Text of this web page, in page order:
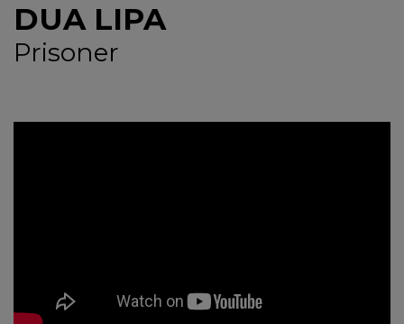
NEWS
DUA LIPA
Prisoner